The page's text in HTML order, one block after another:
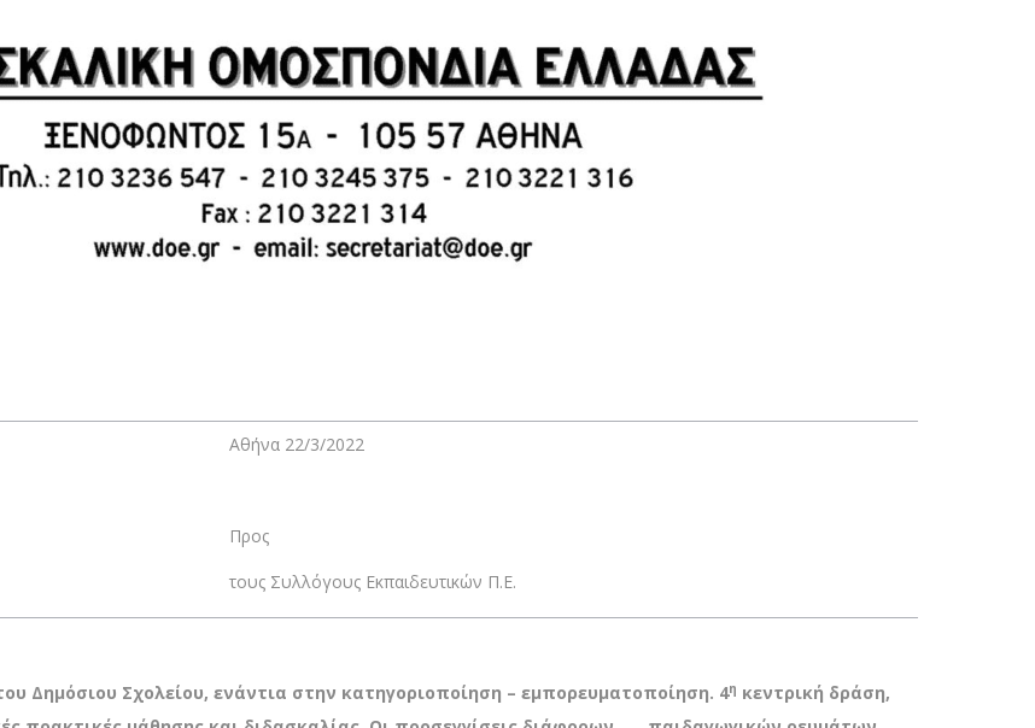
Αθήνα 22/3/2022
Προς
τους Συλλόγους Εκπαιδευτικών Π.Ε.
Δημόσιου Σχολείου, ενάντια στην κατηγοριοποίηση – εμπορευματοποίηση. 4η κεντρική δράση,